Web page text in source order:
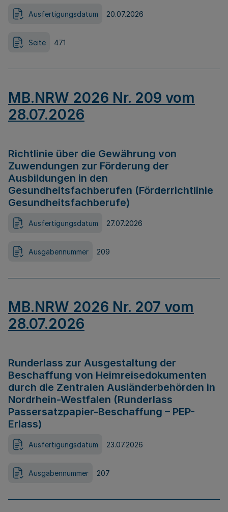
Ausfertigungsdatum 20.07.2026
Seite 471
MB.NRW 2026 Nr. 209 vom
28.07.2026
Richtlinie über die Gewährung von
Zuwendungen zur Förderung der
Ausbildungen in den
Gesundheitsfachberufen (Förderrichtlinie
Gesundheitsfachberufe)
Ausfertigungsdatum 27.07.2026
Ausgabennummer 209
MB.NRW 2026 Nr. 207 vom
28.07.2026
Runderlass zur Ausgestaltung der
Beschaffung von Heimreisedokumenten
durch die Zentralen Ausländerbehörden in
Nordrhein-Westfalen (Runderlass
Passersatzpapier-Beschaffung – PEP-
Erlass)
Ausfertigungsdatum 23.07.2026
Ausgabennummer 207